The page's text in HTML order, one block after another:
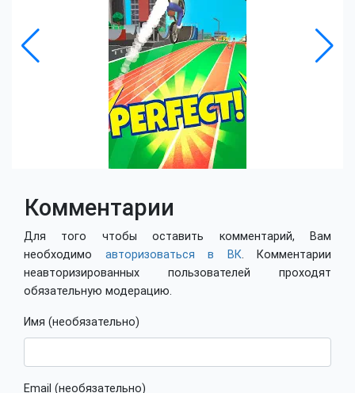
Комментарии
Для того чтобы оставить комментарий, Вам
необходимо авторизоваться в ВК. Комментарии
неавторизированных пользователей проходят
обязательную модерацию.
Имя (необязательно)
Email (необязательно)